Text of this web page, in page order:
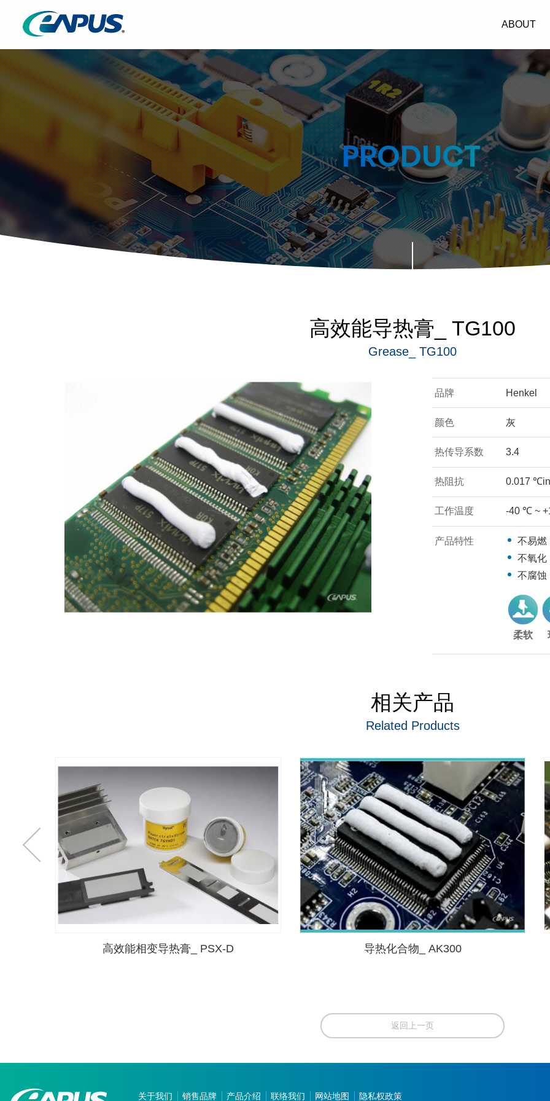
翰
兴
科
技
主
选
单
ABOUT
PRODUCT
高效能导热膏_ TG100
Grease_ TG100
品牌 Henkel
颜色 灰
热传导系数 3.4
热阻抗 0.017
工作温度 -40 ℃ ~
产品特性
不易燃
不氧化
不腐蚀
柔软
相关产品
Related Products
高效能相变导热膏_ PSX-D 导热化合物_ AK300
返回上一页
关于我们 销售品牌 产品介绍 联络我们 网站地图 隐私权政策